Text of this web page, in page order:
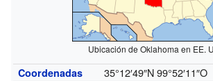
Ubicación de Oklahoma en EE.
Coordenadas 35°12′49″N 99°52′11″O